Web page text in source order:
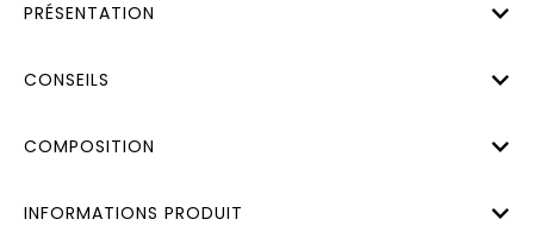
PRÉSENTATION
CONSEILS
COMPOSITION
INFORMATIONS PRODUIT